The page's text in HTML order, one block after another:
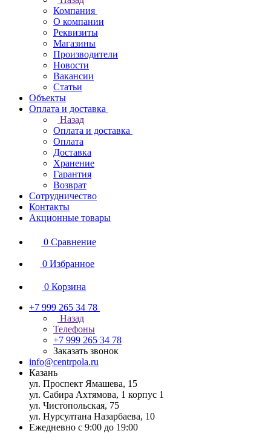
Компания
О компании
Реквизиты
Магазины
Производители
Новости
Вакансии
Статьи
Объекты
Оплата и доставка
Назад
Оплата и доставка
Оплата
Доставка
Хранение
Гарантия
Возврат
Сотрудничество
Контакты
Акционные товары
0 Сравнение
0 Избранное
0 Корзина
+7 999 265 34 78
Назад
Телефоны
+7 999 265 34 78
Заказать звонок
info@centrpola.ru
Казань
ул. Проспект Ямашева, 15
ул. Сабира Ахтямова, 1 корпус 1
ул. Чистопольская, 75
ул. Нурсултана Назарбаева, 10
Ежедневно с 9:00 до 19:00